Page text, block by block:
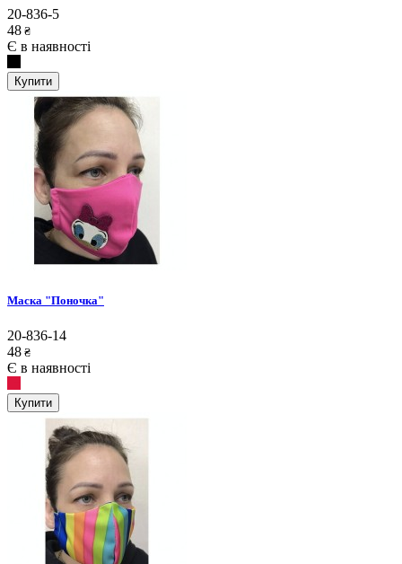
20-836-5
48 ₴
Є в наявності
Купити
Маска "Поночка"
20-836-14
48 ₴
Є в наявності
Купити